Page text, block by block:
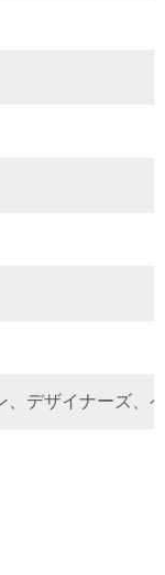
、デザイナーズ、